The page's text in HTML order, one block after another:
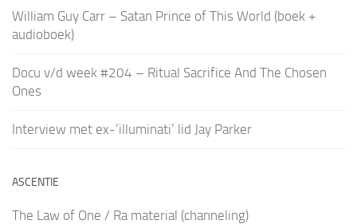
William Guy Carr – Satan Prince of This World (boek +
audioboek)
Docu v/d week #204 – Ritual Sacrifice And The Chosen
Ones
Interview met ex-‘illuminati’ lid Jay Parker
ASCENTIE
The Law of One / Ra material (channeling)